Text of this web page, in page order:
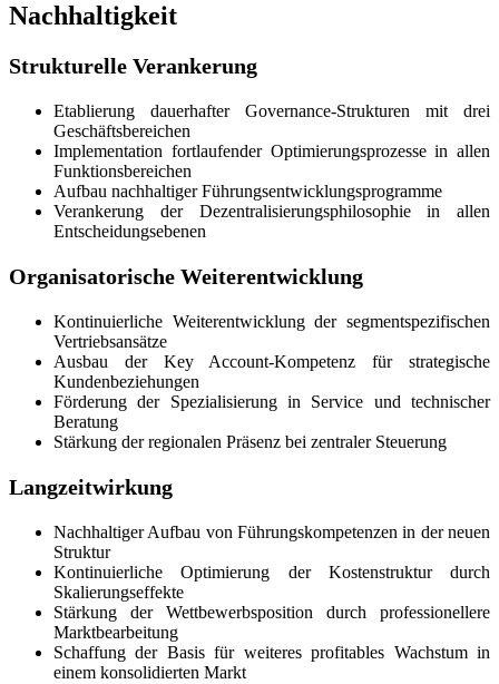
Nachhaltigkeit
Strukturelle Verankerung
Etablierung dauerhafter Governance-Strukturen mit drei
Geschäftsbereichen
Implementation fortlaufender Optimierungsprozesse in allen
Funktionsbereichen
Aufbau nachhaltiger Führungsentwicklungsprogramme
Verankerung der Dezentralisierungsphilosophie in allen
Entscheidungsebenen
Organisatorische Weiterentwicklung
Kontinuierliche Weiterentwicklung der segmentspezifischen
Vertriebsansätze
Ausbau der Key Account-Kompetenz für strategische
Kundenbeziehungen
Förderung der Spezialisierung in Service und technischer
Beratung
Stärkung der regionalen Präsenz bei zentraler Steuerung
Langzeitwirkung
Nachhaltiger Aufbau von Führungskompetenzen in der neuen
Struktur
Kontinuierliche Optimierung der Kostenstruktur durch
Skalierungseffekte
Stärkung der Wettbewerbsposition durch professionellere
Marktbearbeitung
Schaffung der Basis für weiteres profitables Wachstum in
einem konsolidierten Markt